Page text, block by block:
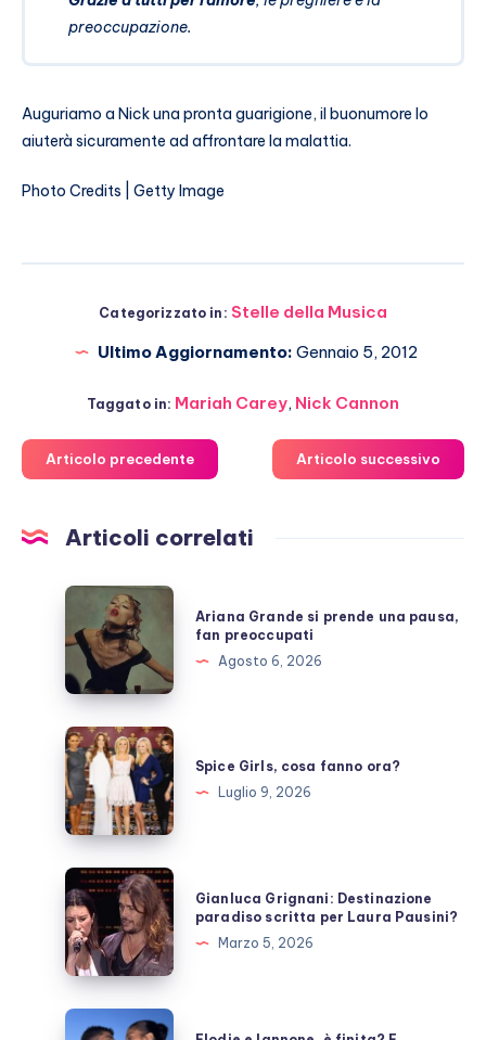
preoccupazione.
Auguriamo a Nick una pronta guarigione, il buonumore lo
aiuterà sicuramente ad affrontare la malattia.
Photo Credits | Getty Image
Categorizzato in: Stelle della Musica
Ultimo Aggiornamento: Gennaio 5, 2012
Taggato in: Mariah Carey, Nick Cannon
Articolo precedente Articolo successivo
Articoli correlati
Ariana
Grande
si
prende
una
pausa,
fan
preoccupati
Ariana Grande si prende una pausa,
fan preoccupati
Agosto 6, 2026
Spice
Girls,
cosa
fanno
ora?
Spice Girls, cosa fanno ora?
Luglio 9, 2026
Gianluca
Grignani:
Destinazione
paradiso
scritta
per
Gianluca Grignani: Destinazione
paradiso scritta per Laura Pausini?
Marzo 5, 2026
Elodie